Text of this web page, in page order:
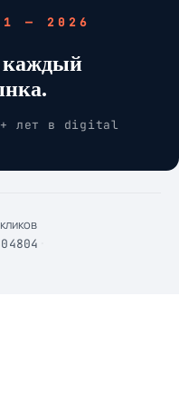
— 2026
каждый
лет в digital